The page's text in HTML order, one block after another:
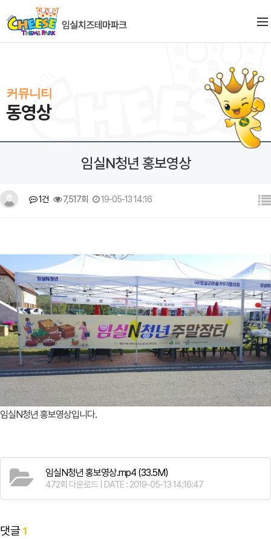
커뮤니티
동영상
임실N청년 홍보영상
1건 7,517회 19-05-13 14:16
임실N청년 홍보영상입니다.
임실N청년 홍보영상.mp4 (33.5M)
472회 다운로드 | DATE : 2019-05-13 14:16:47
댓글 1